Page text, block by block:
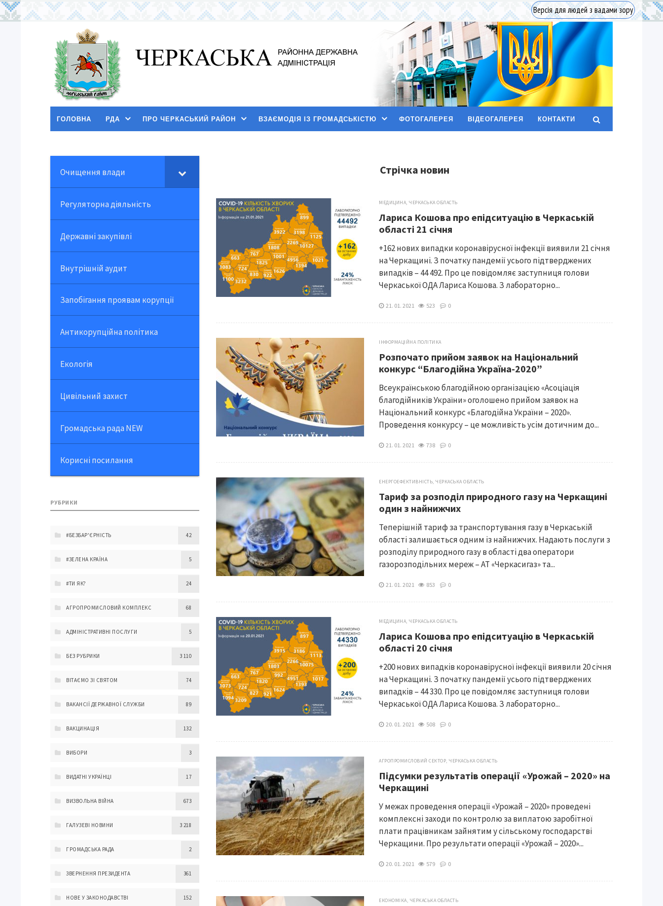
Версія для людей з вадами зору
ГОЛОВНА РДА ПРО ЧЕРКАСЬКИЙ РАЙОН ВЗАЄМОДІЯ ІЗ ГРОМАДСЬКІСТЮ ФОТОГАЛЕРЕЯ ВІДЕОГАЛЕРЕЯ КОНТАКТИ
Стрічка новин
МЕДИЦИНА, ЧЕРКАСЬКА ОБЛАСТЬ
Лариса Кошова про епідситуацію в Черкаській
області 21 січня
+162 нових випадки коронавірусної інфекції виявили 21 січня
на Черкащині. З початку пандемії усього підтверджених
випадків – 44 492. Про це повідомляє заступниця голови
Черкаської ОДА Лариса Кошова. З лабораторно...
21. 01. 2021 523 0
ІНФОРМАЦІЙНА ПОЛІТИКА
Розпочато прийом заявок на Національний
конкурс “Благодійна Україна-2020”
Всеукраїнською благодійною організацією «Асоціація
благодійників України» оголошено прийом заявок на
Національний конкурс «Благодійна України – 2020».
Проведення конкурсу – це можливість усім дотичним до...
21. 01. 2021 738 0
ЕНЕРГОЕФЕКТИВНІСТЬ, ЧЕРКАСЬКА ОБЛАСТЬ
Тариф за розподіл природного газу на Черкащині
один з найнижчих
Теперішній тариф за транспортування газу в Черкаській
області залишається одним із найнижчих. Надають послуги з
розподілу природного газу в області два оператори
газорозподільних мереж – АТ «Черкасигаз» та...
21. 01. 2021 853 0
МЕДИЦИНА, ЧЕРКАСЬКА ОБЛАСТЬ
Лариса Кошова про епідситуацію в Черкаській
області 20 січня
+200 нових випадків коронавірусної інфекції виявили 20 січня
на Черкащині. З початку пандемії усього підтверджених
випадків – 44 330. Про це повідомляє заступниця голови
Черкаської ОДА Лариса Кошова. З лабораторно...
20. 01. 2021 508 0
АГРОПРОМИСЛОВИЙ СЕКТОР, ЧЕРКАСЬКА ОБЛАСТЬ
Підсумки результатів операції «Урожай – 2020» на
Черкащині
У межах проведення операції «Урожай – 2020» проведені
комплексні заходи по контролю за виплатою заробітної
плати працівникам зайнятим у сільському господарстві
Черкащини. Про результати операції «Урожай – 2020»...
20. 01. 2021 579 0
ЕКОНОМІКА, ЧЕРКАСЬКА ОБЛАСТЬ
Очищення влади
Регуляторна діяльність
Державні закупівлі
Внутрішній аудит
Запобігання проявам корупції
Антикорупційна політика
Екологія
Цивільний захист
Громадська рада NEW
Корисні посилання
РУБРИКИ
#БЕЗБАР'ЄРНІСТЬ 42
#ЗЕЛЕНА КРАЇНА 5
#ТИ ЯК? 24
АГРОПРОМИСЛОВИЙ КОМПЛЕКС 68
АДМІНІСТРАТИВНІ ПОСЛУГИ 5
БЕЗ РУБРИКИ 3 110
ВІТАЄМО ЗІ СВЯТОМ 74
ВАКАНСІЇ ДЕРЖАВНОЇ СЛУЖБИ 89
ВАКЦИНАЦІЯ 132
ВИБОРИ 3
ВИДАТНІ УКРАЇНЦІ 17
ВИЗВОЛЬНА ВІЙНА 673
ГАЛУЗЕВІ НОВИНИ 3 218
ГРОМАДСЬКА РАДА 2
ЗВЕРНЕННЯ ПРЕЗИДЕНТА 361
НОВЕ У ЗАКОНОДАВСТВІ 152